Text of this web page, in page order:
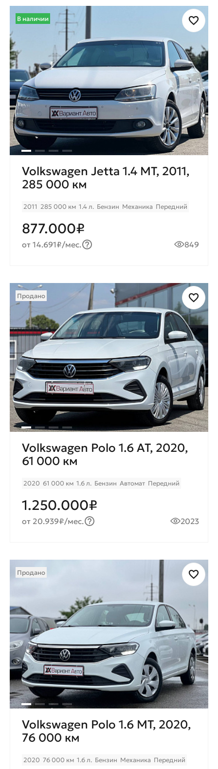
В наличии
Volkswagen Jetta 1.4 MT, 2011,
285 000 км
2011 285 000 км 1.4 л. Бензин Механика Передний
877.000₽
от 14.691₽/мес. 849
Продано
Volkswagen Polo 1.6 AT, 2020,
61 000 км
2020 61 000 км 1.6 л. Бензин Автомат Передний
1.250.000₽
от 20.939₽/мес. 2023
Продано
Volkswagen Polo 1.6 МТ, 2020,
76 000 км
2020 76 000 км 1.6 л. Бензин Механика Передний